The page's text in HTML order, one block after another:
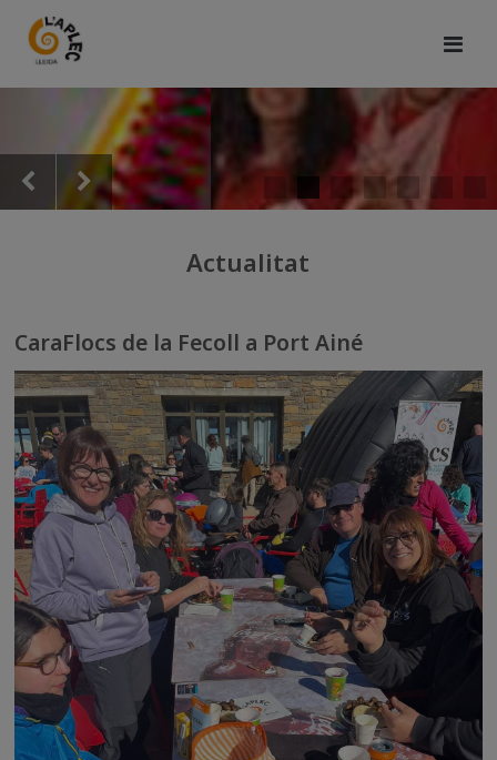
Actualitat
CaraFlocs de la Fecoll a Port Ainé